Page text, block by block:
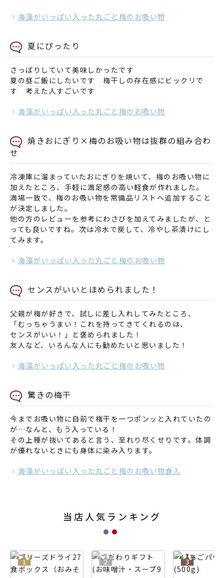
海藻がいっぱい入った丸ごと梅のお吸い物
夏にぴったり
さっぱりしていて美味しかったです
夏の昼ご飯にしたいです 梅干しの存在感にビックリで
す 考えた人すごいです
海藻がいっぱい入った丸ごと梅のお吸い物
焼きおにぎり×梅のお吸い物は抜群の組み合わ
せ
冷凍庫に溜まっていたおにぎりを焼いて、梅のお吸い物に
加えたところ、手軽に満足感の高い軽食が作れました。
満場一致で、梅のお吸い物を常備品リストへ追加すること
が決定しました。
他の方のレビューを参考にわさびを加えてみましたが、と
っても良いですね。次は冷水で戻して、冷やし茶漬けにし
てみます。
海藻がいっぱい入った丸ごと梅のお吸い物
センスがいいとほめられました！
父親が梅が好きで、試しに差し入れしてみたところ、
「むっちゃうまい！これを持ってきてくれるのは、
センスがいい！」と褒められました！
友人など、いろんな人にも勧めたいと思いました！
海藻がいっぱい入った丸ごと梅のお吸い物
驚きの梅干
今までお吸い物に自前で梅干を一つポンッと入れていたの
が…なんと、もう入っている！
その上種が抜いてあると言う、至れり尽くせりです。体調
が優れないときにも身体に染み入ります。
海藻がいっぱい入った丸ごと梅のお吸い物食入
当店人気ランキング